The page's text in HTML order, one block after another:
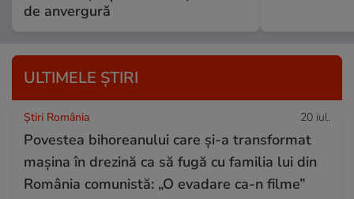
de anvergură
ULTIMELE ȘTIRI
Știri România 20 iul.
Povestea bihoreanului care și-a transformat
mașina în drezină ca să fugă cu familia lui din
România comunistă: „O evadare ca-n filme”